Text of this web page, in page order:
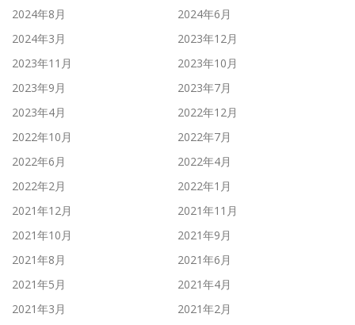
2024年8月
2024年6月
2024年3月
2023年12月
2023年11月
2023年10月
2023年9月
2023年7月
2023年4月
2022年12月
2022年10月
2022年7月
2022年6月
2022年4月
2022年2月
2022年1月
2021年12月
2021年11月
2021年10月
2021年9月
2021年8月
2021年6月
2021年5月
2021年4月
2021年3月
2021年2月